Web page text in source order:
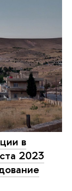
в
2023